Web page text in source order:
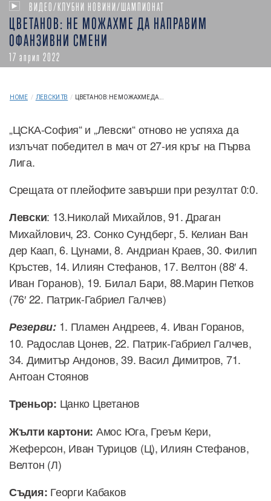
ВИДЕО/КЛУБНИ НОВИНИ/ШАМПИОНАТ
ЦВЕТАНОВ: НЕ МОЖАХМЕ ДА НАПРАВИМ
ОФАНЗИВНИ СМЕНИ
17 април 2022
HOME / ЛЕВСКИ ТВ / ЦВЕТАНОВ: НЕ МОЖАХМЕ ДА...
„ЦСКА-София“ и „Левски“ отново не успяха да
излъчат победител в мач от 27-ия кръг на Първа
Лига.
Срещата от плейофите завърши при резултат 0:0.
Левски: 13.Николай Михайлов, 91. Драган
Михайлович, 23. Сонко Сундберг, 5. Келиан Ван
дер Каап, 6. Цунами, 8. Андриан Краев, 30. Филип
Кръстев, 14. Илиян Стефанов, 17. Велтон (88′ 4.
Иван Горанов), 19. Билал Бари, 88.Марин Петков
(76′ 22. Патрик-Габриел Галчев)
Резерви:1. Пламен Андреев, 4. Иван Горанов,
10. Радослав Цонев, 22. Патрик-Габриел Галчев,
34. Димитър Андонов, 39. Васил Димитров, 71.
Антоан Стоянов
Треньор: Цанко Цветанов
Жълти картони: Амос Юга, Греъм Кери,
Жеферсон, Иван Турицов (Ц), Илиян Стефанов,
Велтон (Л)
Съдия: Георги Кабаков